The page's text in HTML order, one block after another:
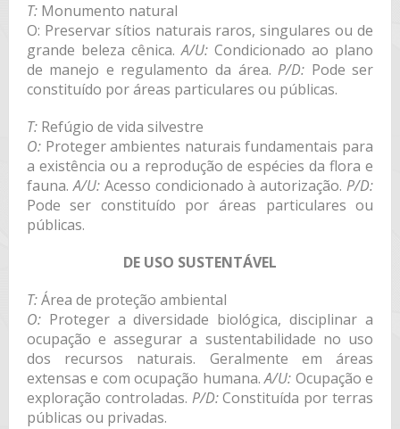
T:Monumento natural
O: Preservar sítios naturais raros, singulares ou de
grande beleza cênica.A/U: Condicionado ao plano
de manejo e regulamento da área.P/D: Pode ser
constituído por áreas particulares ou públicas.
T:Refúgio de vida silvestre
O:Proteger ambientes naturais fundamentais para
a existência ou a reprodução de espécies da flora e
fauna.A/U:Acesso condicionado à autorização.P/D:
Pode ser constituído por áreas particulares ou
públicas.
DE USO SUSTENTÁVEL
T:Área de proteção ambiental
O:Proteger a diversidade biológica, disciplinar a
ocupação e assegurar a sustentabilidade no uso
dos recursos naturais. Geralmente em áreas
extensas e com ocupação humana.A/U: Ocupação e
exploração controladas. P/D:Constituída por terras
públicas ou privadas.